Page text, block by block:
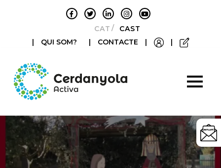
CATALÀCASTELLANO
|
QUI SOM? | CONTACTE | |